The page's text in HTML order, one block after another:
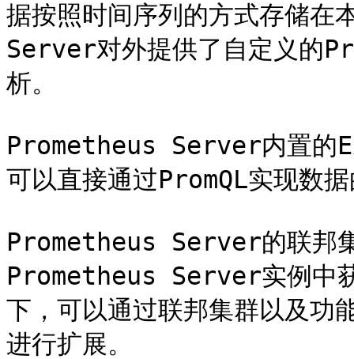
据按照时间序列的方式存储
Server对外提供了自定义的
析。
Prometheus Server内置的
可以直接通过PromQL实现数
Prometheus Server的联邦
Prometheus Server实例中
下，可以通过联邦集群以及
进行扩展。